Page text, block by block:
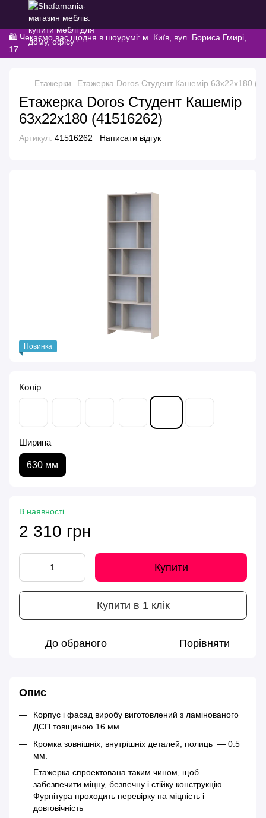
🛍️ Чекаємо вас щодня в шоурумі: м. Київ, вул. Бориса Гмирі,
17.
Етажерки Етажерка Doros Студент Кашемір 63х22х180
Етажерка Doros Студент Кашемір
63х22х180 (41516262)
Артикул: 41516262 Написати відгук
Новинка
Колір
Ширина
630 мм
В наявності
2 310 грн
Купити
Купити в 1 клік
До обраного Порівняти
Опис
Корпус і фасад виробу виготовлений з ламінованого
ДСП товщиною 16 мм.
Кромка зовнішніх, внутрішніх деталей, полиць — 0.5
мм.
Етажерка спроектована таким чином, щоб
забезпечити міцну, безпечну і стійку конструкцію.
Фурнітура проходить перевірку на міцність і
довговічність